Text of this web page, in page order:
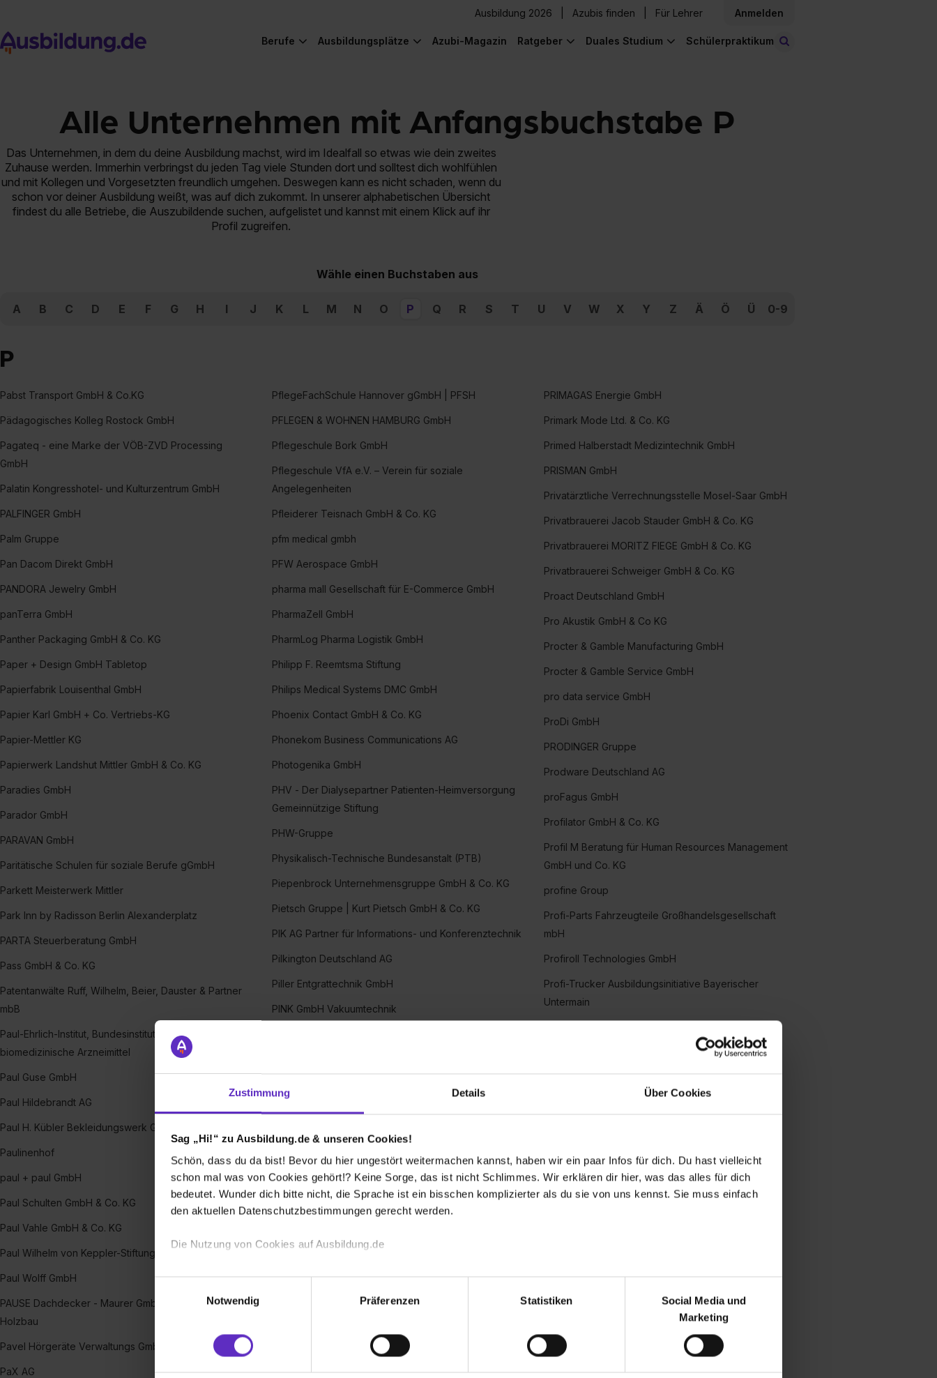
Zustimmung Details Über Cookies
Sag „Hi!“ zu Ausbildung.de & unseren Cookies!
Schön, dass du da bist! Bevor du hier ungestört weitermachen kannst, haben wir ein paar Infos für dich. Du hast vielleicht
schon mal was von Cookies gehört!? Keine Sorge, das ist nicht Schlimmes. Wir erklären dir hier, was das alles für dich
bedeutet. Wunder dich bitte nicht, die Sprache ist ein bisschen komplizierter als du sie von uns kennst. Sie muss einfach
den aktuellen Datenschutzbestimmungen gerecht werden.
Die Nutzung von Cookies auf Ausbildung.de
Wir verwenden Cookies zur technischen Funktion unserer Webseite („Notwendig“), um von dir bei Benutzung der
Webseite getroffenen Einstellungen zu speichern ( „Präferenzen“), die Zugriffe auf unsere Webseite zu analysieren
(„Statistiken“), um Informationen zu deiner Verwendung unserer Website an unsere Partner für soziale Medien, Werbung
Partner führen diese Informationen möglicherweise mit weiteren Daten zusammen, die du ihnen bereitgestellt hast oder die
Notwendig
Präferenzen Statistiken
Social Media und
Marketing
Ausbildung 2026 Azubis finden Für Lehrer Anmelden
Berufe Ausbildungsplätze Azubi-Magazin Ratgeber Duales Studium Schülerpraktikum
Alle Unternehmen mit Anfangsbuchstabe P
Das Unternehmen, in dem du deine Ausbildung machst, wird im Idealfall so etwas wie dein zweites
Zuhause werden. Immerhin verbringst du jeden Tag viele Stunden dort und solltest dich wohlfühlen
und mit Kollegen und Vorgesetzten freundlich umgehen. Deswegen kann es nicht schaden, wenn du
schon vor deiner Ausbildung weißt, was auf dich zukommt. In unserer alphabetischen Übersicht
findest du alle Betriebe, die Auszubildende suchen, aufgelistet und kannst mit einem Klick auf ihr
Profil zugreifen.
Wähle einen Buchstaben aus
A B C D E F G H I J K L M N O P Q R S T U V W X Y Z Ä Ö Ü 0-9
P
Pabst Transport GmbH & Co.KG
Pädagogisches Kolleg Rostock GmbH
Pagateq - eine Marke der VÖB-ZVD Processing
GmbH
Palatin Kongresshotel- und Kulturzentrum GmbH
PALFINGER GmbH
Palm Gruppe
Pan Dacom Direkt GmbH
PANDORA Jewelry GmbH
panTerra GmbH
Panther Packaging GmbH & Co. KG
Paper + Design GmbH Tabletop
Papierfabrik Louisenthal GmbH
Papier Karl GmbH + Co. Vertriebs-KG
Papier-Mettler KG
Papierwerk Landshut Mittler GmbH & Co. KG
Paradies GmbH
Parador GmbH
PARAVAN GmbH
Paritätische Schulen für soziale Berufe gGmbH
Parkett Meisterwerk Mittler
Park Inn by Radisson Berlin Alexanderplatz
PARTA Steuerberatung GmbH
Pass GmbH & Co. KG
Patentanwälte Ruff, Wilhelm, Beier, Dauster & Partner
mbB
Paul-Ehrlich-Institut, Bundesinstitut für Impfstoffe und
biomedizinische Arzneimittel
Paul Guse GmbH
Paul Hildebrandt AG
Paul H. Kübler Bekleidungswerk GmbH & Co. KG
Paulinenhof
paul + paul GmbH
Paul Schulten GmbH & Co. KG
Paul Vahle GmbH & Co. KG
Paul Wilhelm von Keppler-Stiftung
Paul Wolff GmbH
PAUSE Dachdecker - Maurer GmbH Zimmerei und
Holzbau
Pavel Hörgeräte Verwaltungs GmbH
PaX AG
PflegeFachSchule Hannover gGmbH | PFSH
PFLEGEN & WOHNEN HAMBURG GmbH
Pflegeschule Bork GmbH
Pflegeschule VfA e.V. – Verein für soziale
Angelegenheiten
Pfleiderer Teisnach GmbH & Co. KG
pfm medical gmbh
PFW Aerospace GmbH
pharma mall Gesellschaft für E-Commerce GmbH
PharmaZell GmbH
PharmLog Pharma Logistik GmbH
Philipp F. Reemtsma Stiftung
Philips Medical Systems DMC GmbH
Phoenix Contact GmbH & Co. KG
Phonekom Business Communications AG
Photogenika GmbH
PHV - Der Dialysepartner Patienten-Heimversorgung
Gemeinnützige Stiftung
PHW-Gruppe
Physikalisch-Technische Bundesanstalt (PTB)
Piepenbrock Unternehmensgruppe GmbH & Co. KG
Pietsch Gruppe | Kurt Pietsch GmbH & Co. KG
PIK AG Partner für Informations- und Konferenztechnik
Pilkington Deutschland AG
Piller Entgrattechnik GmbH
PINK GmbH Vakuumtechnik
PIXL VISN MEDIA ARTS ACADEMY GMBH
PLANARIS Partnerschaftsgesellschaft mbB
PlanET Biogastechnik GmbH
Plantafood Medical GmbH
Plauen Stahl Technologie GmbH
Pneuhage Unternehmensgruppe
Pogenwisch GmbH & Co. KG
PRIMAGAS Energie GmbH
Primark Mode Ltd. & Co. KG
Primed Halberstadt Medizintechnik GmbH
PRISMAN GmbH
Privatärztliche Verrechnungsstelle Mosel-Saar GmbH
Privatbrauerei Jacob Stauder GmbH & Co. KG
Privatbrauerei MORITZ FIEGE GmbH & Co. KG
Privatbrauerei Schweiger GmbH & Co. KG
Proact Deutschland GmbH
Pro Akustik GmbH & Co KG
Procter & Gamble Manufacturing GmbH
Procter & Gamble Service GmbH
pro data service GmbH
ProDi GmbH
PRODINGER Gruppe
Prodware Deutschland AG
proFagus GmbH
Profilator GmbH & Co. KG
Profil M Beratung für Human Resources Management
GmbH und Co. KG
profine Group
Profi-Parts Fahrzeugteile Großhandelsgesellschaft
mbH
Profiroll Technologies GmbH
Profi-Trucker Ausbildungsinitiative Bayerischer
Untermain
Progroup AG
ProLux Systemtechnik GmbH & Co. KG
Prosegur Cash Services Germany GmbH
PROSERVICE Dienstleistungsgesellschaft mbH
Protektorwerk Florenz Maisch GmbH & Co. KG